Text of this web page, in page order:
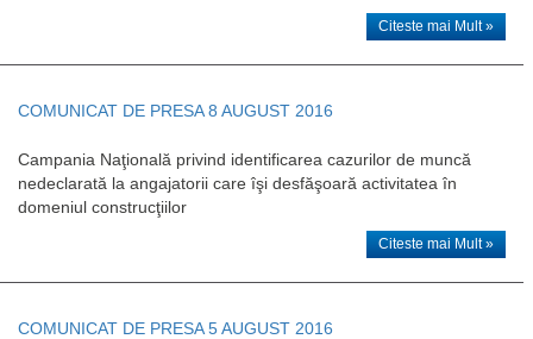
Citeste mai Mult »
COMUNICAT DE PRESA 8 AUGUST 2016
Campania Naţională privind identificarea cazurilor de muncă
nedeclarată la angajatorii care îşi desfăşoară activitatea în
domeniul construcţiilor
Citeste mai Mult »
COMUNICAT DE PRESA 5 AUGUST 2016